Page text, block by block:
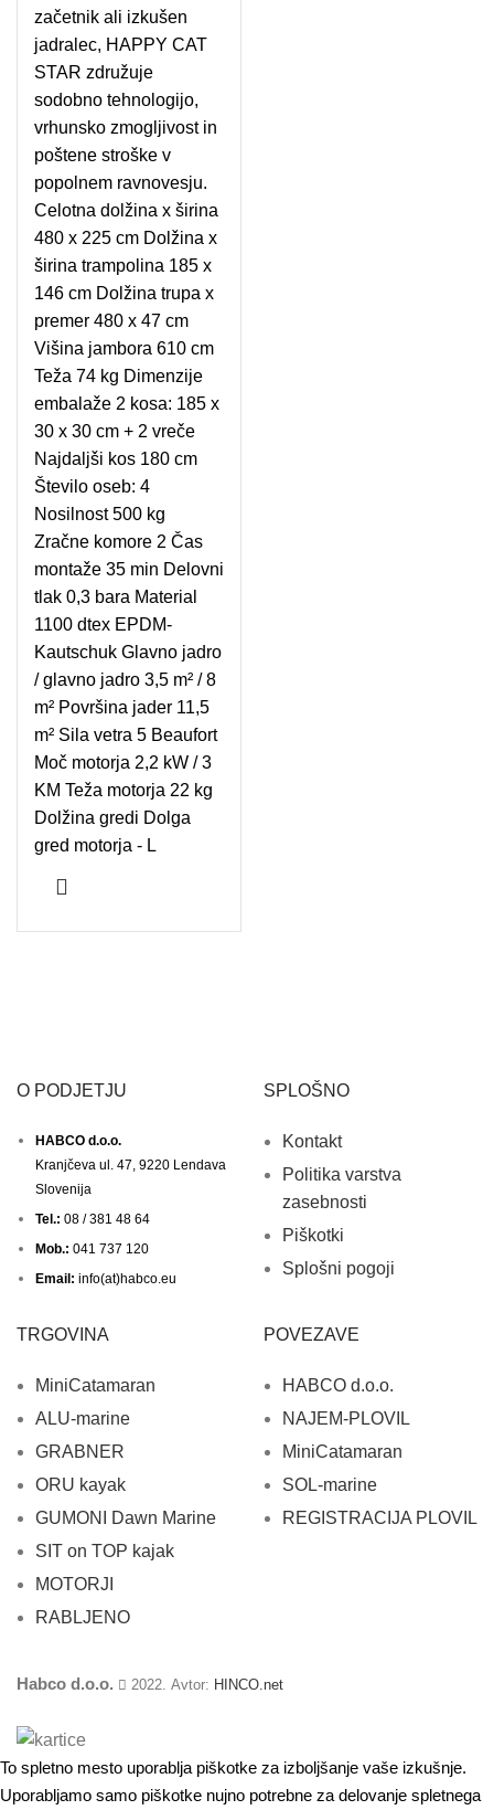
začetnik ali izkušen
jadralec, HAPPY CAT
STAR združuje
sodobno tehnologijo,
vrhunsko zmogljivost in
poštene stroške v
popolnem ravnovesju.
Celotna dolžina x širina
480 x 225 cm Dolžina x
širina trampolina 185 x
146 cm Dolžina trupa x
premer 480 x 47 cm
Višina jambora 610 cm
Teža 74 kg Dimenzije
embalaže 2 kosa: 185 x
30 x 30 cm + 2 vreče
Najdaljši kos 180 cm
Število oseb: 4
Nosilnost 500 kg
Zračne komore 2 Čas
montaže 35 min Delovni
tlak 0,3 bara Material
1100 dtex EPDM-
Kautschuk Glavno jadro
/ glavno jadro 3,5 m² / 8
m² Površina jader 11,5
m² Sila vetra 5 Beaufort
Moč motorja 2,2 kW / 3
KM Teža motorja 22 kg
Dolžina gredi Dolga
gred motorja - L
O PODJETJU
HABCO d.o.o.
Kranjčeva ul. 47, 9220 Lendava
Slovenija
Tel.: 08 / 381 48 64
Mob.: 041 737 120
Email: info(at)habco.eu
SPLOŠNO
Kontakt
Politika varstva
zasebnosti
Piškotki
Splošni pogoji
TRGOVINA
MiniCatamaran
ALU-marine
GRABNER
ORU kayak
GUMONI Dawn Marine
SIT on TOP kajak
MOTORJI
RABLJENO
POVEZAVE
HABCO d.o.o.
NAJEM-PLOVIL
MiniCatamaran
SOL-marine
REGISTRACIJA PLOVIL
Habco d.o.o. 2022. Avtor: HINCO.net
To spletno mesto uporablja piškotke za izboljšanje vaše izkušnje.
Uporabljamo samo piškotke nujno potrebne za delovanje spletnega